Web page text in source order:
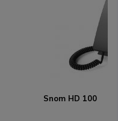
Snom HD 100